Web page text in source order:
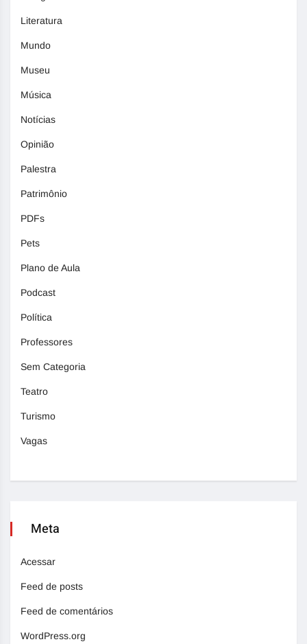
Literatura
Mundo
Museu
Música
Notícias
Opinião
Palestra
Patrimônio
PDFs
Pets
Plano de Aula
Podcast
Política
Professores
Sem Categoria
Teatro
Turismo
Vagas
Meta
Acessar
Feed de posts
Feed de comentários
WordPress.org